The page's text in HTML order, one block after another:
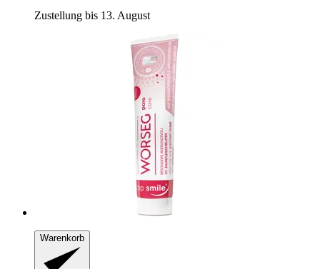
Zustellung bis 13. August
Warenkorb